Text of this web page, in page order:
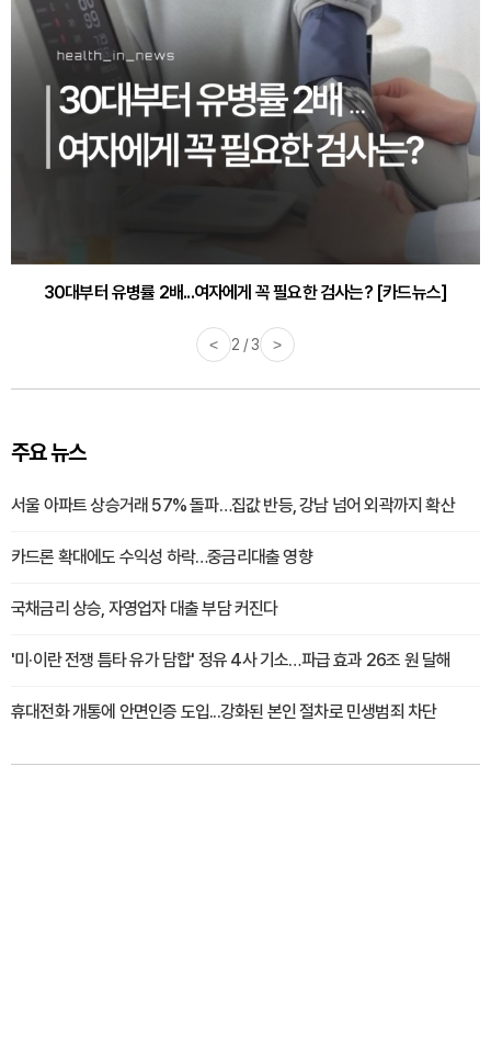
30대부터 유병률 2배...여자에게 꼭 필요한 검사는? [카드뉴스]
감기·독감 예방하고 면역력 높이는 4가지 영양제 [카드뉴스]
< 2 / 3 >
주요 뉴스
서울 아파트 상승거래 57% 돌파…집값 반등, 강남 넘어 외곽까지 확산
카드론 확대에도 수익성 하락…중금리대출 영향
국채금리 상승, 자영업자 대출 부담 커진다
'미·이란 전쟁 틈타 유가 담합' 정유 4사 기소…파급 효과 26조 원 달해
휴대전화 개통에 안면인증 도입...강화된 본인 절차로 민생범죄 차단